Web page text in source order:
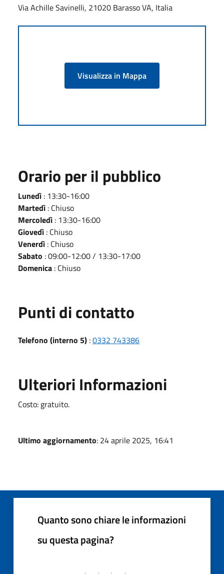
Via Achille Savinelli, 21020 Barasso VA, Italia
Visualizza in Mappa
Orario per il pubblico
Lunedì : 13:30-16:00
Martedì : Chiuso
Mercoledì : 13:30-16:00
Giovedì : Chiuso
Venerdì : Chiuso
Sabato : 09:00-12:00 / 13:30-17:00
Domenica : Chiuso
Punti di contatto
Telefono (interno 5) :0332 743386
Ulteriori Informazioni
Costo: gratuito.
Ultimo aggiornamento: 24 aprile 2025, 16:41
Quanto sono chiare le informazioni
su questa pagina?